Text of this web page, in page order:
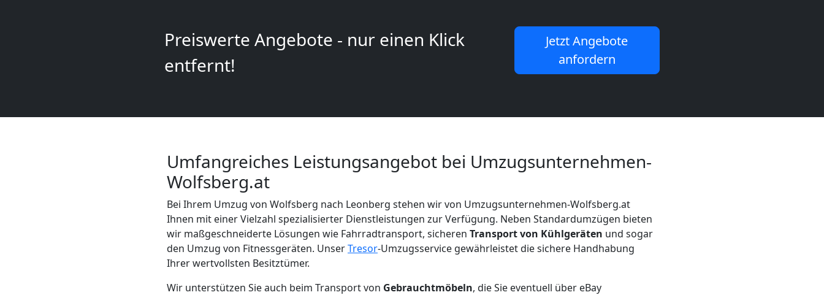
Preiswerte Angebote - nur einen Klick
entfernt!
Jetzt Angebote
anfordern
Umfangreiches Leistungsangebot bei Umzugsunternehmen-
Wolfsberg.at
Bei Ihrem Umzug von Wolfsberg nach Leonberg stehen wir von Umzugsunternehmen-Wolfsberg.at
Ihnen mit einer Vielzahl spezialisierter Dienstleistungen zur Verfügung. Neben Standardumzügen bieten
wir maßgeschneiderte Lösungen wie Fahrradtransport, sicheren Transport von Kühlgeräten und sogar
den Umzug von Fitnessgeräten. UnserTresor-Umzugsservice gewährleistet die sichere Handhabung
Ihrer wertvollsten Besitztümer.
Wir unterstützen Sie auch beim Transport von Gebrauchtmöbeln, die Sie eventuell über eBay
Kunsttransport